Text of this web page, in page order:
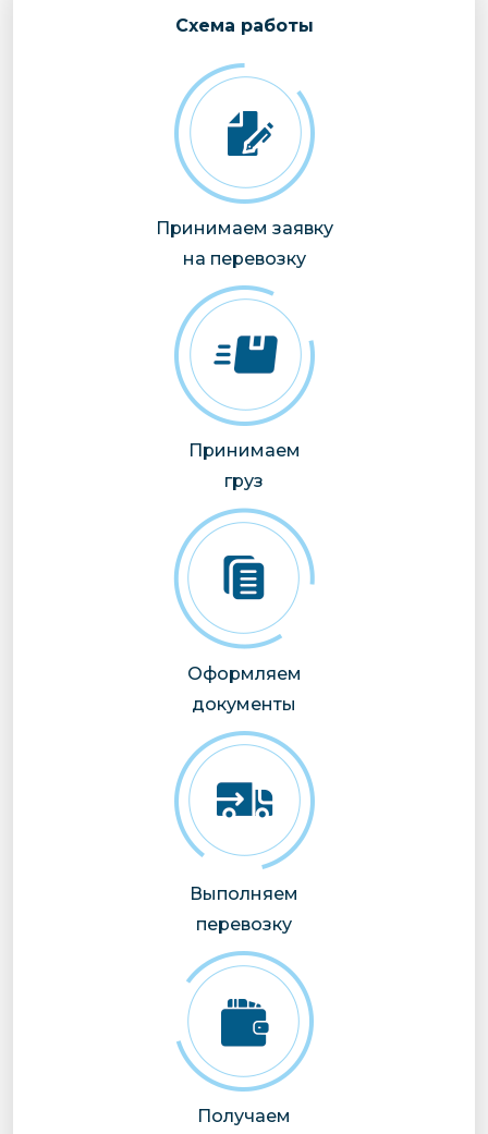
Cхема работы
Принимаем заявку
на перевозку
Принимаем
груз
Оформляем
документы
Выполняем
перевозку
Получаем